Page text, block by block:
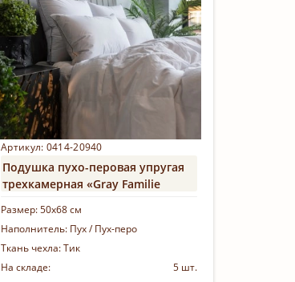
Артикул: 0414-20940
Подушка пухо-перовая упругая
трехкамерная «Gray Familie
Размер:50х68 см
Наполнитель: Пух / Пух-перо
Ткань чехла:Тик
На складе:
5 шт.